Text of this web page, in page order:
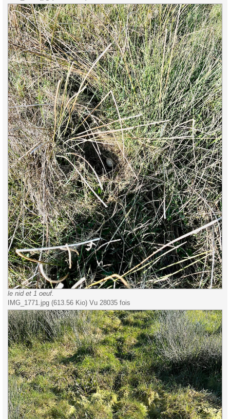
le nid et 1 oeuf.
IMG_1771.jpg (613.56 Kio) Vu 28035 fois